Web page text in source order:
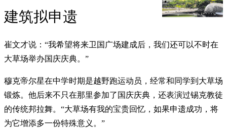
建筑拟申遗
崔文才说：“我希望将来卫国广场建成后，我们还可以不时在
大草场举办国庆庆典。”
穆克帝尔星在中学时期是越野跑运动员，经常和同学到大草场
锻炼。他后来不只在那里参加了国庆庆典，还表演过锡克教徒
的传统邦拉舞。“大草场有我的宝贵回忆，如果申遗成功，将
为它增添多一份特殊意义。”